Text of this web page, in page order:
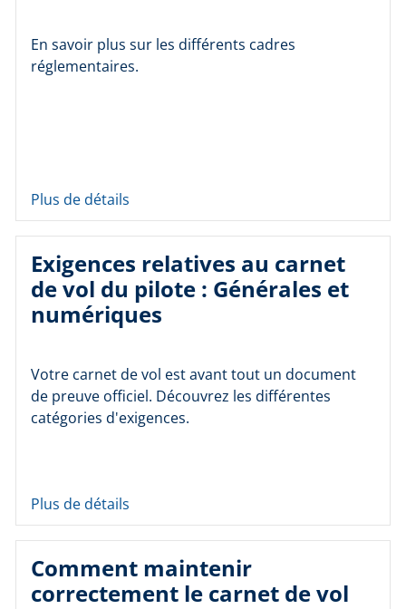
En savoir plus sur les différents cadres
réglementaires.
Plus de détails
Exigences relatives au carnet
de vol du pilote : Générales et
numériques
Votre carnet de vol est avant tout un document
de preuve officiel. Découvrez les différentes
catégories d'exigences.
Plus de détails
Comment maintenir
correctement le carnet de vol